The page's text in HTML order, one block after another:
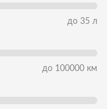
до 35 л
до 100000 км